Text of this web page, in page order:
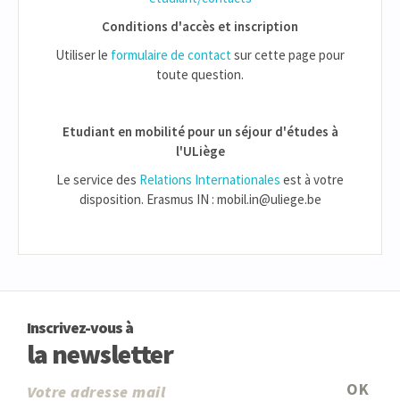
Conditions d'accès et inscription
Utiliser le formulaire de contactsur cette page pour
toute question.
Etudiant en mobilité pour un séjour d'études à
l'ULiège
Le service des Relations Internationales est à votre
disposition. Erasmus IN : mobil.in@uliege.be
Inscrivez-vous à
la newsletter
OK